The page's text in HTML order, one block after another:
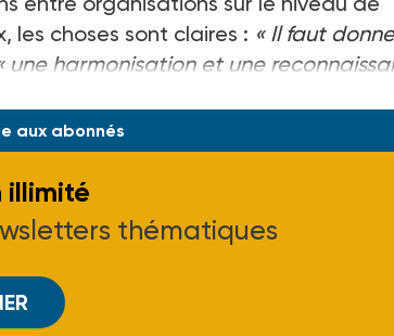
les choses sont claires : « Il faut
une harmonisation et une
aux abonnés
illimité
thématiques